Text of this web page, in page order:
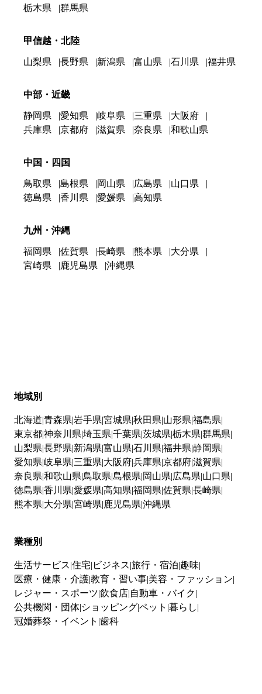
栃木県
群馬県
甲信越・北陸
山梨県 長野県 新潟県 富山県 石川県 福井県
中部・近畿
静岡県 愛知県 岐阜県 三重県
大阪府
兵庫県
京都府 滋賀県 奈良県 和歌山県
中国・四国
鳥取県 島根県 岡山県 広島県
山口県
徳島県
香川県 愛媛県 高知県
九州・沖縄
福岡県 佐賀県 長崎県 熊本県
大分県
宮崎県
鹿児島県 沖縄県
地域別
北海道 青森県 岩手県 宮城県 秋田県 山形県 福島県
東京都神奈川県 埼玉県 千葉県 茨城県 栃木県 群馬県
山梨県 長野県 新潟県 富山県 石川県 福井県 静岡県
愛知県 岐阜県 三重県 大阪府兵庫県 京都府滋賀県
奈良県 和歌山県 鳥取県 島根県 岡山県 広島県 山口県
徳島県 香川県 愛媛県 高知県 福岡県 佐賀県 長崎県
熊本県 大分県 宮崎県 鹿児島県 沖縄県
業種別
生活サービス 住宅 ビジネス 旅行・宿泊 趣味
医療・健康・介護教育・習い事 美容・ファッション
レジャー・スポーツ 飲食店 自動車・バイク
公共機関・団体 ショッピングペット 暮らし
冠婚葬祭・イベント 歯科